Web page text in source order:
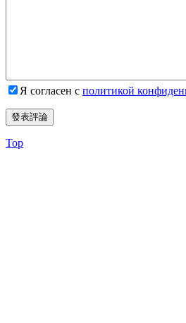
Я согласен с политикой
Top